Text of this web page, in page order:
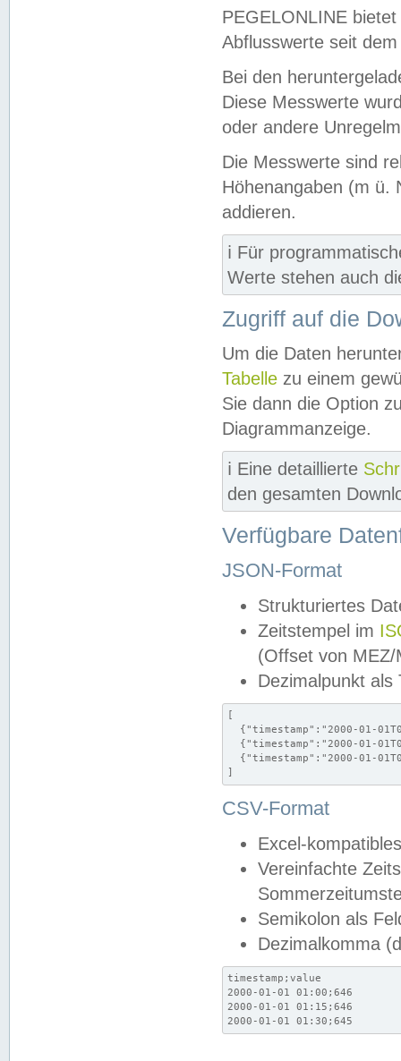
PEGELONLINE
Abflusswerte seit
Bei den
Diese Messwerte
oder andere
Die Messwerte sind
Höhenangaben (m ü.
addieren.
ℹ️ Für
Werte stehen auch
Zugriff auf die
Um die Daten
Tabelle zu einem
Sie dann die Option
Diagrammanzeige.
ℹ️ Eine detaillierte
den gesamten
Verfügbare
JSON-Format
Strukturiertes
Zeitstempel im
(Offset von MEZ/
Dezimalpunkt als
[
{"timestamp":"2000-01-
{"timestamp":"2000-01-
{"timestamp":"2000-01-
]
CSV-Format
Excel-
Vereinfachte
Semikolon als
Dezimalkomma
timestamp;value
2000-01-01 01:00;646
2000-01-01 01:15;646
2000-01-01 01:30;645